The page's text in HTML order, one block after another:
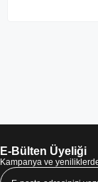
E-Bülten Üyeliği
Kampanya ve